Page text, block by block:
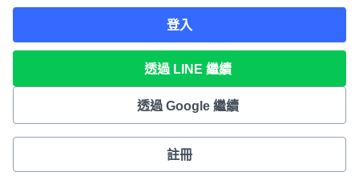
登入
透過 LINE 繼續
透過 Google 繼續
註冊